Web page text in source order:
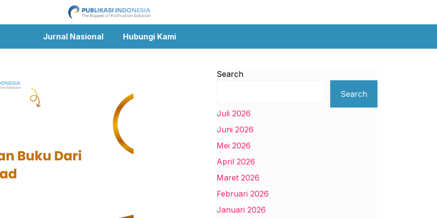
Jurnal Nasional Hubungi Kami
Search
Search
Juli 2026
Juni 2026
Mei 2026
April 2026
Maret 2026
Februari 2026
Januari 2026